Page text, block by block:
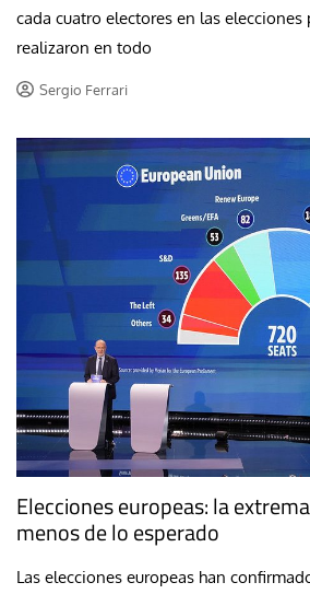
cada cuatro electores en las
realizaron en todo
Sergio Ferrari
Elecciones europeas: la
menos de lo esperado
Las elecciones europeas han